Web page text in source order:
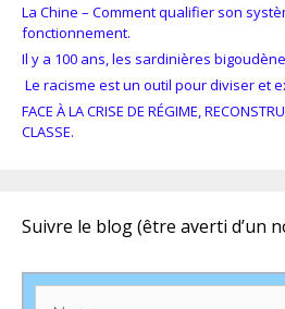
La Chine – Comment qualifier son
fonctionnement.
Il y a 100 ans, les sardinières
Le racisme est un outil pour diviser et
FACE À LA CRISE DE RÉGIME,
CLASSE.
Suivre le blog (être averti d’un